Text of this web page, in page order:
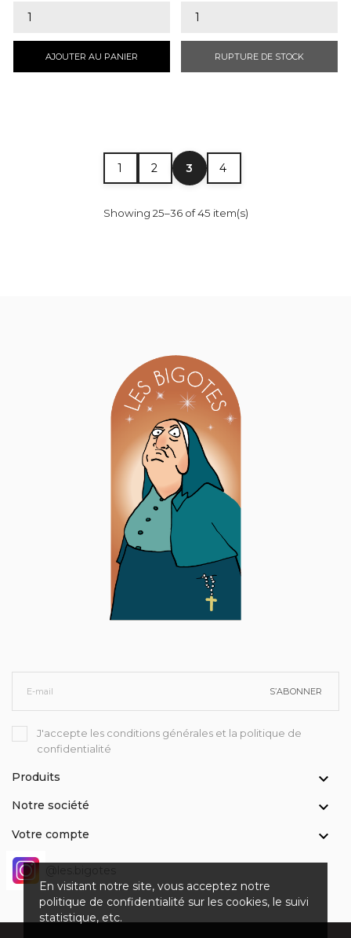
En visitant notre site, vous acceptez notre
politique de confidentialité sur les cookies, le suivi
statistique, etc.
AJOUTER AU PANIER RUPTURE DE STOCK
1 2 3 4
Showing 25–36 of 45 item(s)
S’ABONNER
J'accepte les conditions générales et la politique de
confidentialité
Produits 
Notre société 
Votre compte 